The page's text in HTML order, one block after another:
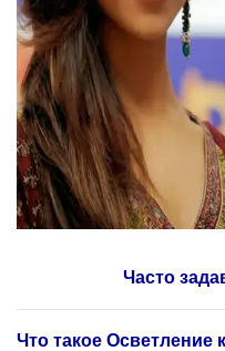
Часто
Что такое Осветление